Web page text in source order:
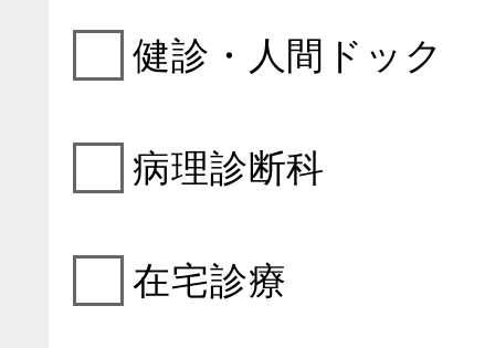
健診・人間ドック
病理診断科
在宅診療